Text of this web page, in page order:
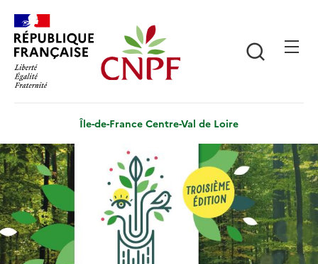
contenu
principal
Île-de-France Centre-Val de Loire